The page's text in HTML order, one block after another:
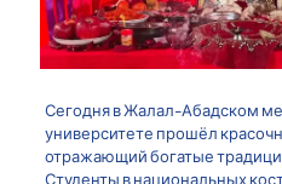
Сегодня в Жалал-Абадском
университете прошёл
отражающий богатые
Студенты в национальных